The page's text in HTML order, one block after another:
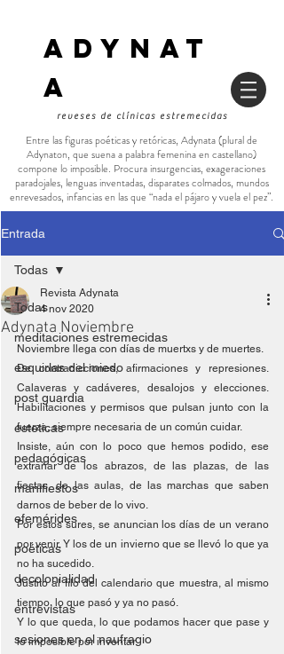
ADYNAT
a
reveses de clínicas estremecidas
Entre las figuras poéticas y retóricas, Adynata (plural de
Adynaton, que suena a palabra femenina en castellano)
compone lo imposible. Procura insurgencias, exageraciones
paradojales, lenguas inventadas, disparates colmados, mundos
enrevesados, infancias en las que “nada el pájaro y vuela el pez”.
Entrada
Todas
meditaciones estremecidas
esquirlas del miedo
post guardia
esteticas
pedagógicas
manifiestos
efemérides
poéticas
decolonialidad
entrevistas
sesiones en el naufragio
Todas
Adynata Noviembre
Revista Adynata
4 nov 2020
Noviembre llega con días de muertxs y de muertes.
De contradicciones, afirmaciones y represiones.
Calaveras y cadáveres, desalojos y elecciones.
Habilitaciones y permisos que pulsan junto con la
fuerza, siempre necesaria de un común cuidar.
Insiste, aún con lo poco que hemos podido, ese
extrañar de los abrazos, de las plazas, de las
fiestas, de las aulas, de las marchas que saben
darnos de beber de lo vivo.
Por estos sures, se anuncian los días de un verano
por venir. Y los de un invierno que se llevó lo que ya
no ha sucedido.
Justito al filo del calendario que muestra, al mismo
tiempo, lo que pasó y ya no pasó.
Y lo que queda, lo que podamos hacer que pase y
lo imposible por inventar.